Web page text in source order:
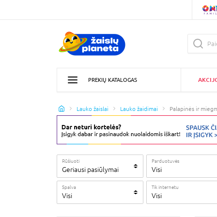
PREKIŲ KATALOGAS
Lauko žaislai Lauko žaidimai Palapinės ir
Rūšiuoti
Geriausi pasiūlymai
Parduotuvės
Visi
Spalva
Visi
Tik internetu
Visi